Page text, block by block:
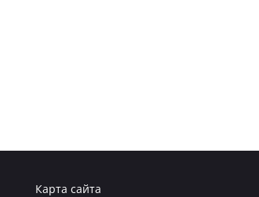
Карта сайта